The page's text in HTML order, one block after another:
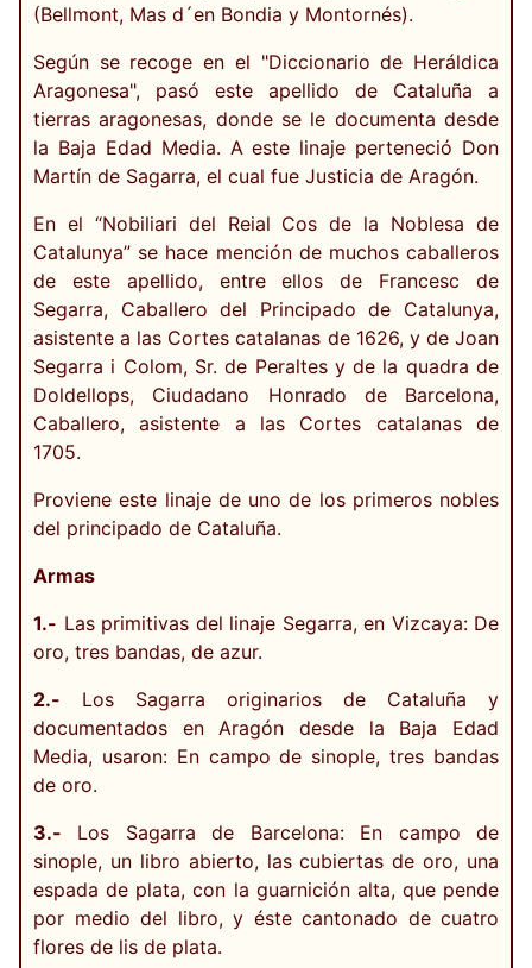
(Bellmont, Mas d´en Bondia y Montornés).
Según se recoge en el "Diccionario de Heráldica
Aragonesa", pasó este apellido de Cataluña a
tierras aragonesas, donde se le documenta desde
la Baja Edad Media. A este linaje perteneció Don
Martín de Sagarra, el cual fue Justicia de Aragón.
En el “Nobiliari del Reial Cos de la Noblesa de
Catalunya” se hace mención de muchos caballeros
de este apellido, entre ellos de Francesc de
Segarra, Caballero del Principado de Catalunya,
asistente a las Cortes catalanas de 1626, y de Joan
Segarra i Colom, Sr. de Peraltes y de la quadra de
Doldellops, Ciudadano Honrado de Barcelona,
Caballero, asistente a las Cortes catalanas de
1705.
Proviene este linaje de uno de los primeros nobles
del principado de Cataluña.
Armas
1.- Las primitivas del linaje Segarra, en Vizcaya: De
oro, tres bandas, de azur.
2.- Los Sagarra originarios de Cataluña y
documentados en Aragón desde la Baja Edad
Media, usaron: En campo de sinople, tres bandas
de oro.
3.- Los Sagarra de Barcelona: En campo de
sinople, un libro abierto, las cubiertas de oro, una
espada de plata, con la guarnición alta, que pende
por medio del libro, y éste cantonado de cuatro
flores de lis de plata.